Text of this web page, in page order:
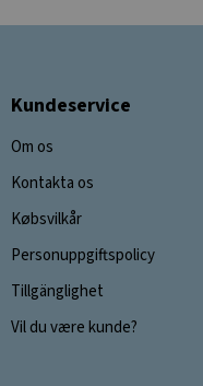
Kundeservice
Om os
Kontakta os
Købsvilkår
Personuppgiftspolicy
Tillgänglighet
Vil du være kunde?